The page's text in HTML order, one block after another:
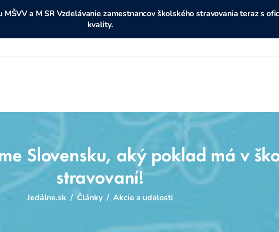
a M SR Vzdelávanie zamestnancov školského stravovania teraz s
kvality.
Slovensku, aký poklad má v
stravovaní!
Jedálne.sk / Články / Akcie a udalosti